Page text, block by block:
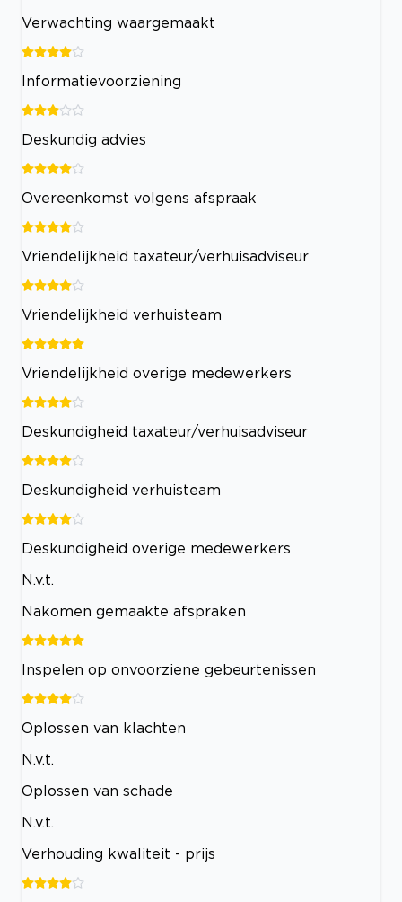
Verwachting waargemaakt
Informatievoorziening
Deskundig advies
Overeenkomst volgens afspraak
Vriendelijkheid taxateur/verhuisadviseur
Vriendelijkheid verhuisteam
Vriendelijkheid overige medewerkers
Deskundigheid taxateur/verhuisadviseur
Deskundigheid verhuisteam
Deskundigheid overige medewerkers
N.v.t.
Nakomen gemaakte afspraken
Inspelen op onvoorziene gebeurtenissen
Oplossen van klachten
N.v.t.
Oplossen van schade
N.v.t.
Verhouding kwaliteit - prijs